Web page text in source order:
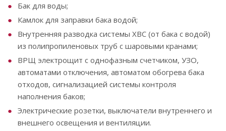
Бак для воды;
Камлок для заправки бака водой;
Внутренняя разводка системы ХВС (от бака с водой)
из полипропиленовых труб с шаровыми кранами;
ВРЩ электрощит с однофазным счетчиком, УЗО,
автоматами отключения, автоматом обогрева бака
отходов, сигнализацией системы контроля
наполнения баков;
Электрические розетки, выключатели внутреннего и
внешнего освещения и вентиляции.